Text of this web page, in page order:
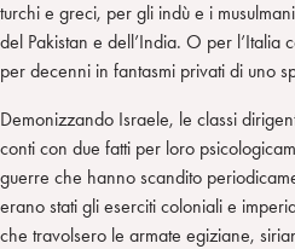
turchi e greci, per gli indù e i
del Pakistan e dell’India. O per l’Italia
per decenni in fantasmi privati di uno
Demonizzando Israele, le classi
conti con due fatti per loro
guerre che hanno scandito
erano stati gli eserciti coloniali e
che travolsero le armate egiziane,